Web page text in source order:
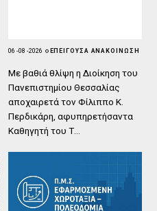
06 - 08 - 2026 ΕΠΕΙΓΟΥΣΑ ΑΝΑΚΟΙΝΩΣΗ
Με βαθιά θλίψη η Διοίκηση του
Πανεπιστημίου Θεσσαλίας
αποχαιρετά τον Φίλιππο Κ.
Περδικάρη, αφυπηρετήσαντα
Καθηγητή του Τ…